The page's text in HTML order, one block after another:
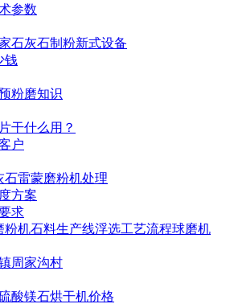
参数
石灰石制粉新式设备
钱
粉磨知识
干什么用？
户
石雷蒙磨粉机处理
方案
求
粉机石料生产线浮选工艺流程球磨机
周家沟村
酸镁石烘干机价格